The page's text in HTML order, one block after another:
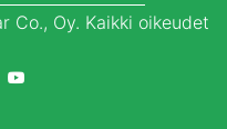
Co., Oy. Kaikki oikeudet